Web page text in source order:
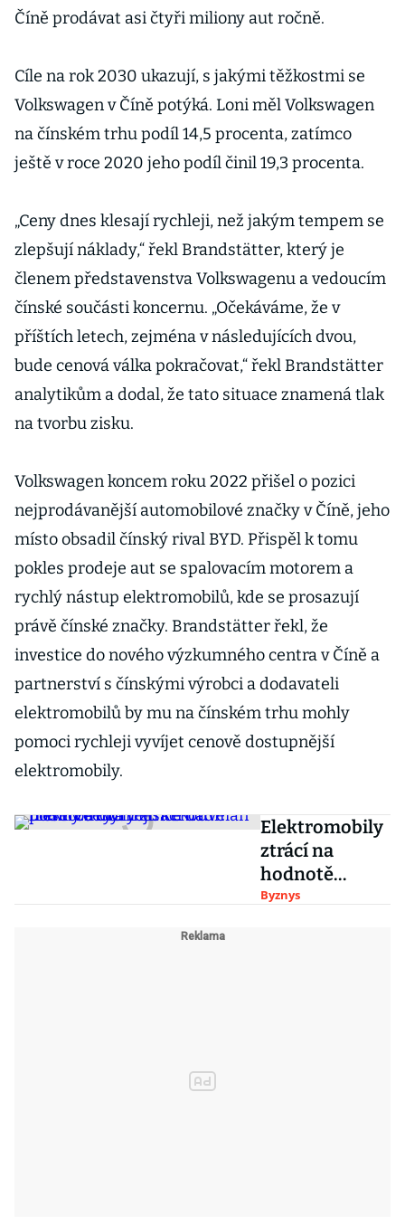
Číně prodávat asi čtyři miliony aut ročně.
Cíle na rok 2030 ukazují, s jakými těžkostmi se
Volkswagen v Číně potýká. Loni měl Volkswagen
na čínském trhu podíl 14,5 procenta, zatímco
ještě v roce 2020 jeho podíl činil 19,3 procenta.
„Ceny dnes klesají rychleji, než jakým tempem se
zlepšují náklady,“ řekl Brandstätter, který je
členem představenstva Volkswagenu a vedoucím
čínské součásti koncernu. „Očekáváme, že v
příštích letech, zejména v následujících dvou,
bude cenová válka pokračovat,“ řekl Brandstätter
analytikům a dodal, že tato situace znamená tlak
na tvorbu zisku.
Volkswagen koncem roku 2022 přišel o pozici
nejprodávanější automobilové značky v Číně, jeho
místo obsadil čínský rival BYD. Přispěl k tomu
pokles prodeje aut se spalovacím motorem a
rychlý nástup elektromobilů, kde se prosazují
právě čínské značky. Brandstätter řekl, že
investice do nového výzkumného centra v Číně a
partnerství s čínskými výrobci a dodavateli
elektromobilů by mu na čínském trhu mohly
pomoci rychleji vyvíjet cenově dostupnější
elektromobily.
Elektromobily
ztrácí na
hodnotě
rychleji.
Byznys